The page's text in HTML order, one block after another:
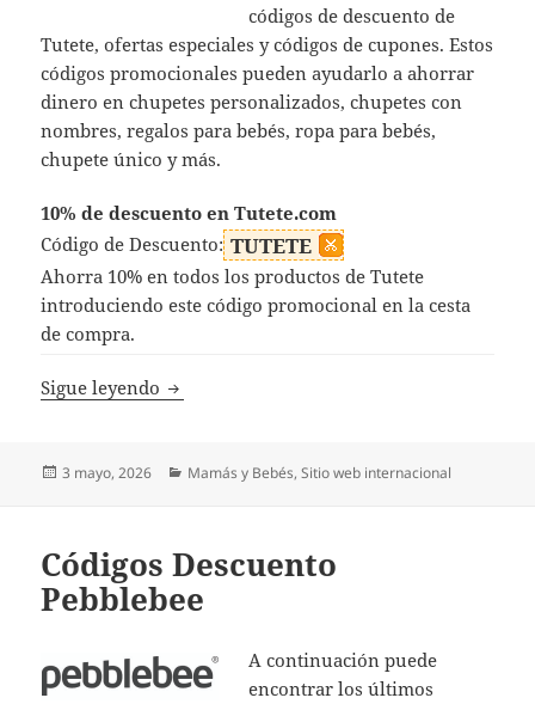
códigos de descuento de
Tutete, ofertas especiales y códigos de cupones. Estos
códigos promocionales pueden ayudarlo a ahorrar
dinero en chupetes personalizados, chupetes con
nombres, regalos para bebés, ropa para bebés,
chupete único y más.
10% de descuento en Tutete.com
Código de Descuento: TUTETE
Ahorra 10% en todos los productos de Tutete
introduciendo este código promocional en la cesta
de compra.
Sigue leyendo Código Promoción Tutete
Publicado
3 mayo, 2026 Categorías
Mamás y Bebés,Sitio web internacional
Códigos Descuento
Pebblebee
A continuación puede
encontrar los últimos